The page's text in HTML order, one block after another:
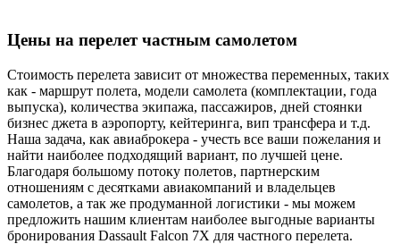
Цены на перелет частным самолетом
Стоимость перелета зависит от множества переменных, таких
как - маршрут полета, модели самолета (комплектации, года
выпуска), количества экипажа, пассажиров, дней стоянки
бизнес джета в аэропорту, кейтеринга, вип трансфера и т.д.
Наша задача, как авиаброкера - учесть все ваши пожелания и
найти наиболее подходящий вариант, по лучшей цене.
Благодаря большому потоку полетов, партнерским
отношениям с десятками авиакомпаний и владельцев
самолетов, а так же продуманной логистики - мы можем
предложить нашим клиентам наиболее выгодные варианты
бронирования Dassault Falcon 7X для частного перелета.